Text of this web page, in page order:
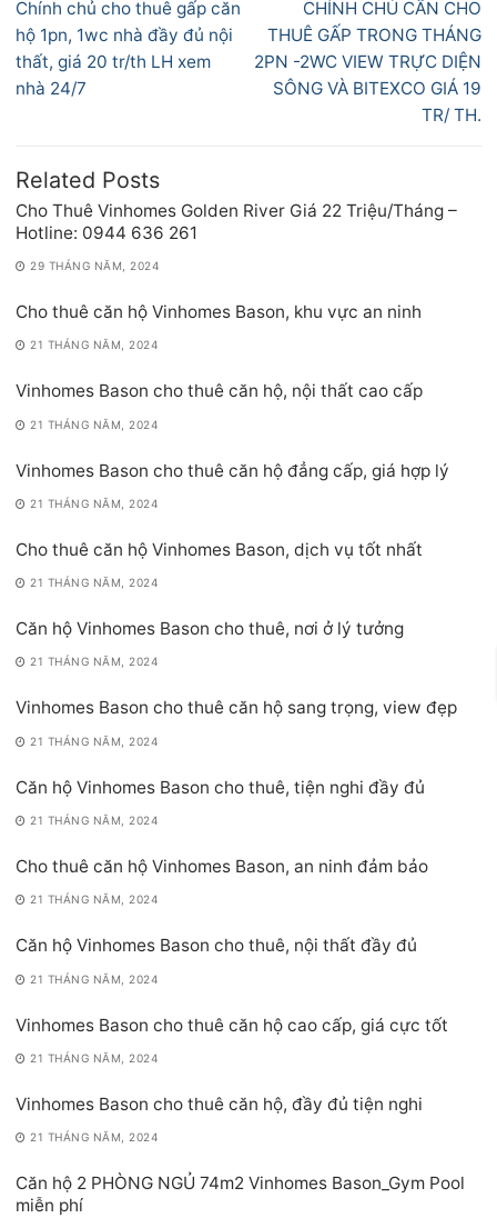
bài
viết
Previous
post:
Chính chủ cho thuê gấp căn
hộ 1pn, 1wc nhà đầy đủ nội
thất, giá 20 tr/th LH xem
nhà 24/7
Next
post:
CHÍNH CHỦ CẦN CHO
THUÊ GẤP TRONG THÁNG
2PN -2WC VIEW TRỰC DIỆN
SÔNG VÀ BITEXCO GIÁ 19
TR/ TH.
Related Posts
Cho Thuê Vinhomes Golden River Giá 22 Triệu/Tháng –
Hotline: 0944 636 261
29 THÁNG NĂM, 2024
Cho thuê căn hộ Vinhomes Bason, khu vực an ninh
21 THÁNG NĂM, 2024
Vinhomes Bason cho thuê căn hộ, nội thất cao cấp
21 THÁNG NĂM, 2024
Vinhomes Bason cho thuê căn hộ đẳng cấp, giá hợp lý
21 THÁNG NĂM, 2024
Cho thuê căn hộ Vinhomes Bason, dịch vụ tốt nhất
21 THÁNG NĂM, 2024
Căn hộ Vinhomes Bason cho thuê, nơi ở lý tưởng
21 THÁNG NĂM, 2024
Vinhomes Bason cho thuê căn hộ sang trọng, view đẹp
21 THÁNG NĂM, 2024
Căn hộ Vinhomes Bason cho thuê, tiện nghi đầy đủ
21 THÁNG NĂM, 2024
Cho thuê căn hộ Vinhomes Bason, an ninh đảm bảo
21 THÁNG NĂM, 2024
Căn hộ Vinhomes Bason cho thuê, nội thất đầy đủ
21 THÁNG NĂM, 2024
Vinhomes Bason cho thuê căn hộ cao cấp, giá cực tốt
21 THÁNG NĂM, 2024
Vinhomes Bason cho thuê căn hộ, đầy đủ tiện nghi
21 THÁNG NĂM, 2024
Căn hộ 2 PHÒNG NGỦ 74m2 Vinhomes Bason_Gym Pool
miễn phí